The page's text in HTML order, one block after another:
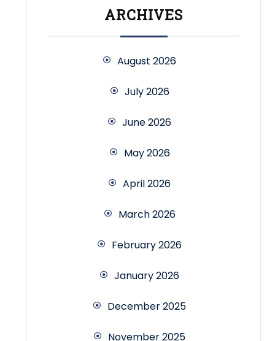
ARCHIVES
August 2026
July 2026
June 2026
May 2026
April 2026
March 2026
February 2026
January 2026
December 2025
November 2025